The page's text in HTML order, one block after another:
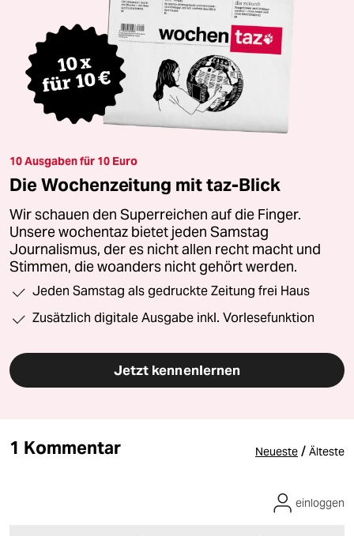
10 Ausgaben für 10 Euro
Die Wochenzeitung mit taz-Blick
Wir schauen den Superreichen auf die Finger.
Unsere wochentaz bietet jeden Samstag
Journalismus, der es nicht allen recht macht und
Stimmen, die woanders nicht gehört werden.
Jeden Samstag als gedruckte Zeitung frei Haus
Zusätzlich digitale Ausgabe inkl. Vorlesefunktion
Jetzt kennenlernen
1 Kommentar Neueste / Älteste
einloggen